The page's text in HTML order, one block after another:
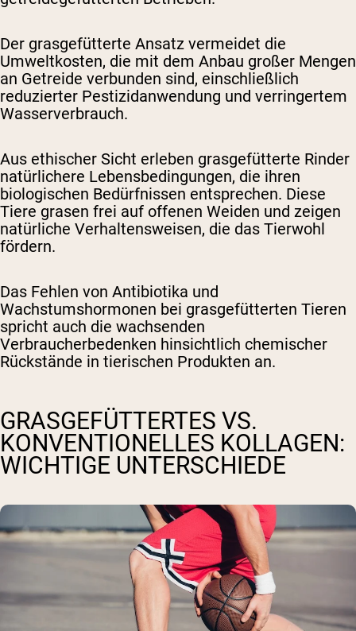
Der grasgefütterte Ansatz vermeidet die
Umweltkosten, die mit dem Anbau großer Mengen
an Getreide verbunden sind, einschließlich
reduzierter Pestizidanwendung und verringertem
Wasserverbrauch.
Aus ethischer Sicht erleben grasgefütterte Rinder
natürlichere Lebensbedingungen, die ihren
biologischen Bedürfnissen entsprechen. Diese
Tiere grasen frei auf offenen Weiden und zeigen
natürliche Verhaltensweisen, die das Tierwohl
fördern.
Das Fehlen von Antibiotika und
Wachstumshormonen bei grasgefütterten Tieren
spricht auch die wachsenden
Verbraucherbedenken hinsichtlich chemischer
Rückstände in tierischen Produkten an.
GRASGEFÜTTERTES VS.
KONVENTIONELLES KOLLAGEN:
WICHTIGE UNTERSCHIEDE